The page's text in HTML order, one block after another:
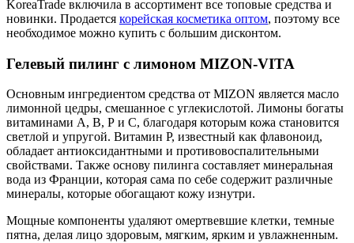
KoreaTrade включила в ассортимент все топовые средства и
новинки. Продается корейская косметика оптом, поэтому все
необходимое можно купить с большим дисконтом.
Гелевый пилинг с лимоном MIZON-VITA
Основным ингредиентом средства от MIZON является масло
лимонной цедры, смешанное с углекислотой. Лимоны богаты
витаминами А, В, Р и С, благодаря которым кожа становится
светлой и упругой. Витамин Р, известный как флавоноид,
обладает антиоксидантными и противовоспалительными
свойствами. Также основу пилинга составляет минеральная
вода из Франции, которая сама по себе содержит различные
минералы, которые обогащают кожу изнутри.
Мощные компоненты удаляют омертвевшие клетки, темные
пятна, делая лицо здоровым, мягким, ярким и увлажненным.